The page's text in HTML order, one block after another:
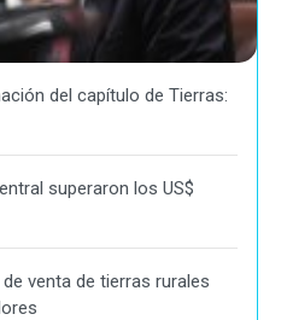
del capítulo de Tierras:
superaron los US$
venta de tierras rurales